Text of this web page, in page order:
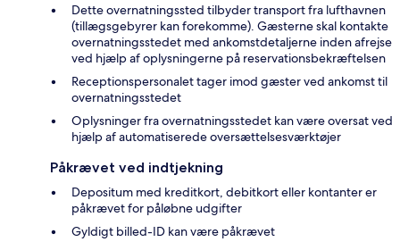
Dette overnatningssted tilbyder transport fra lufthavnen
(tillægsgebyrer kan forekomme). Gæsterne skal kontakte
overnatningsstedet med ankomstdetaljerne inden afrejse
ved hjælp af oplysningerne på reservationsbekræftelsen
Receptionspersonalet tager imod gæster ved ankomst til
overnatningsstedet
Oplysninger fra overnatningsstedet kan være oversat ved
hjælp af automatiserede oversættelsesværktøjer
Påkrævet ved indtjekning
Depositum med kreditkort, debitkort eller kontanter er
påkrævet for påløbne udgifter
Gyldigt billed-ID kan være påkrævet